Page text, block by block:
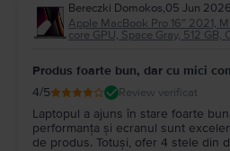
Bereczki Domokos,05 Jun 2026
Apple MacBook Pro 16″ 2021,
core GPU, Space Gray, 512 GB,
Produs foarte bun, dar cu mici
4/5 Review verificat
Laptopul a ajuns în stare foarte
performanța și ecranul sunt
de produs. Totuși, ofer 4 stele din